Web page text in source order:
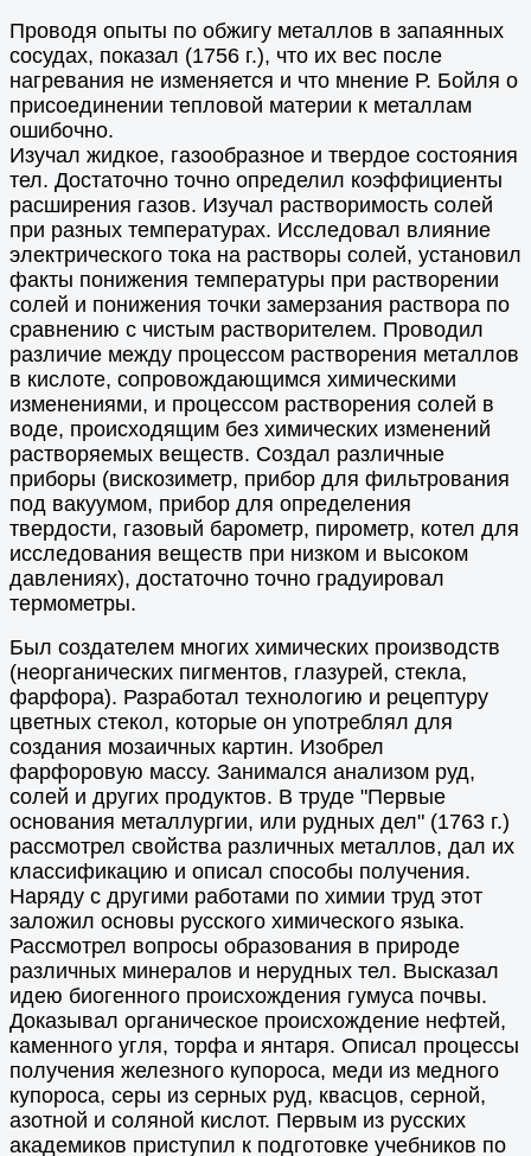
Проводя опыты по обжигу металлов в запаянных
сосудах, показал (1756 г.), что их вес после
нагревания не изменяется и что мнение Р. Бойля о
присоединении тепловой материи к металлам
ошибочно.
Изучал жидкое, газообразное и твердое состояния
тел. Достаточно точно определил коэффициенты
расширения газов. Изучал растворимость солей
при разных температурах. Исследовал влияние
электрического тока на растворы солей, установил
факты понижения температуры при растворении
солей и понижения точки замерзания раствора по
сравнению с чистым растворителем. Проводил
различие между процессом растворения металлов
в кислоте, сопровождающимся химическими
изменениями, и процессом растворения солей в
воде, происходящим без химических изменений
растворяемых веществ. Создал различные
приборы (вискозиметр, прибор для фильтрования
под вакуумом, прибор для определения
твердости, газовый барометр, пирометр, котел для
исследования веществ при низком и высоком
давлениях), достаточно точно градуировал
термометры.
Был создателем многих химических производств
(неорганических пигментов, глазурей, стекла,
фарфора). Разработал технологию и рецептуру
цветных стекол, которые он употреблял для
создания мозаичных картин. Изобрел
фарфоровую массу. Занимался анализом руд,
солей и других продуктов. В труде "Первые
основания металлургии, или рудных дел" (1763 г.)
рассмотрел свойства различных металлов, дал их
классификацию и описал способы получения.
Наряду с другими работами по химии труд этот
заложил основы русского химического языка.
Рассмотрел вопросы образования в природе
различных минералов и нерудных тел. Высказал
идею биогенного происхождения гумуса почвы.
Доказывал органическое происхождение нефтей,
каменного угля, торфа и янтаря. Описал процессы
получения железного купороса, меди из медного
купороса, серы из серных руд, квасцов, серной,
азотной и соляной кислот. Первым из русских
академиков приступил к подготовке учебников по